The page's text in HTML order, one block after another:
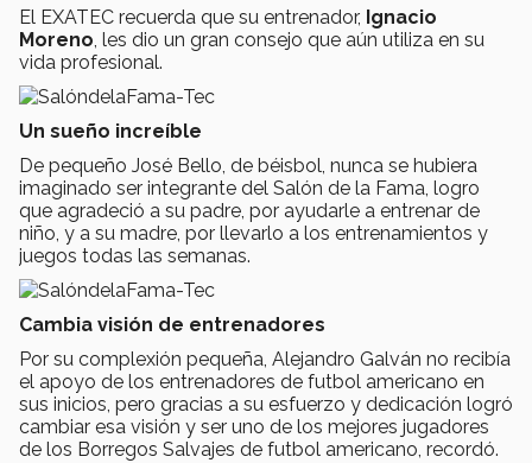
El EXATEC recuerda que su entrenador, Ignacio
Moreno, les dio un gran consejo que aún utiliza en su
vida profesional.
Un sueño increíble
De pequeño José Bello, de béisbol, nunca se hubiera
imaginado ser integrante del Salón de la Fama, logro
que agradeció a su padre, por ayudarle a entrenar de
niño, y a su madre, por llevarlo a los entrenamientos y
juegos todas las semanas.
Cambia visión de entrenadores
Por su complexión pequeña, Alejandro Galván no recibía
el apoyo de los entrenadores de futbol americano en
sus inicios, pero gracias a su esfuerzo y dedicación logró
cambiar esa visión y ser uno de los mejores jugadores
de los Borregos Salvajes de futbol americano, recordó.